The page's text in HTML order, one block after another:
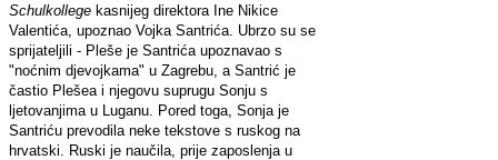
Schulkollege kasnijeg direktora Ine Nikice
Valentića, upoznao Vojka Santrića. Ubrzo su se
sprijateljili - Pleše je Santrića upoznavao s
"noćnim djevojkama" u Zagrebu, a Santrić je
častio Plešea i njegovu suprugu Sonju s
ljetovanjima u Luganu. Pored toga, Sonja je
Santriću prevodila neke tekstove s ruskog na
hrvatski. Ruski je naučila, prije zaposlenja u